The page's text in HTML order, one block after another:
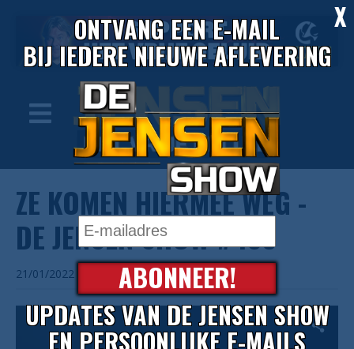
ZE KOMEN HIERMEE WEG -
DE JENSEN SHOW #435
21/01/2022
X
ONTVANG EEN E-MAIL
BIJ IEDERE NIEUWE AFLEVERING
ABONNEER!
UPDATES VAN DE JENSEN SHOW
EN PERSOONLIJKE E-MAILS